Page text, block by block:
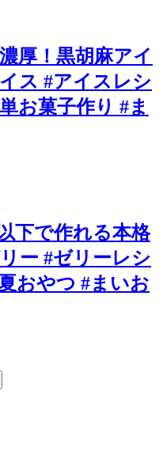
厚！黒胡麻アイ
ス #アイスレシ
お菓子作り #ま
下で作れる本格
ー #ゼリーレシ
おやつ #まいお